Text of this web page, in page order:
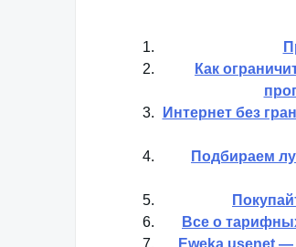
Как
Интернет без
Подбираем